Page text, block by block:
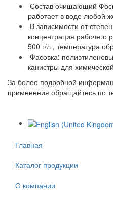
Состав очищающий
работает в воде любой
В зависимости от
концентрация рабочего
500 г/л , температура
Фасовка:
канистры для
За более подробной
применения обращайтесь по
Главная
Каталог продукции
О компании